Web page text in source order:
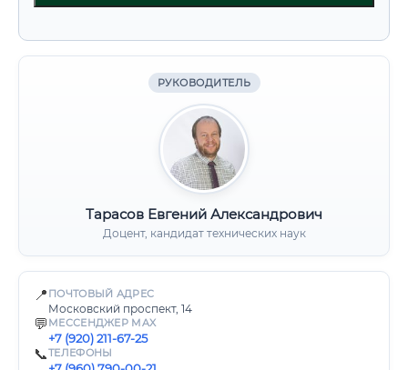
РУКОВОДИТЕЛЬ
Тарасов Евгений Александрович
Доцент, кандидат технических наук
📍 ПОЧТОВЫЙ АДРЕС
Московский проспект, 14
💬 МЕССЕНДЖЕР MAX
+7 (920) 211-67-25
📞ТЕЛЕФОНЫ